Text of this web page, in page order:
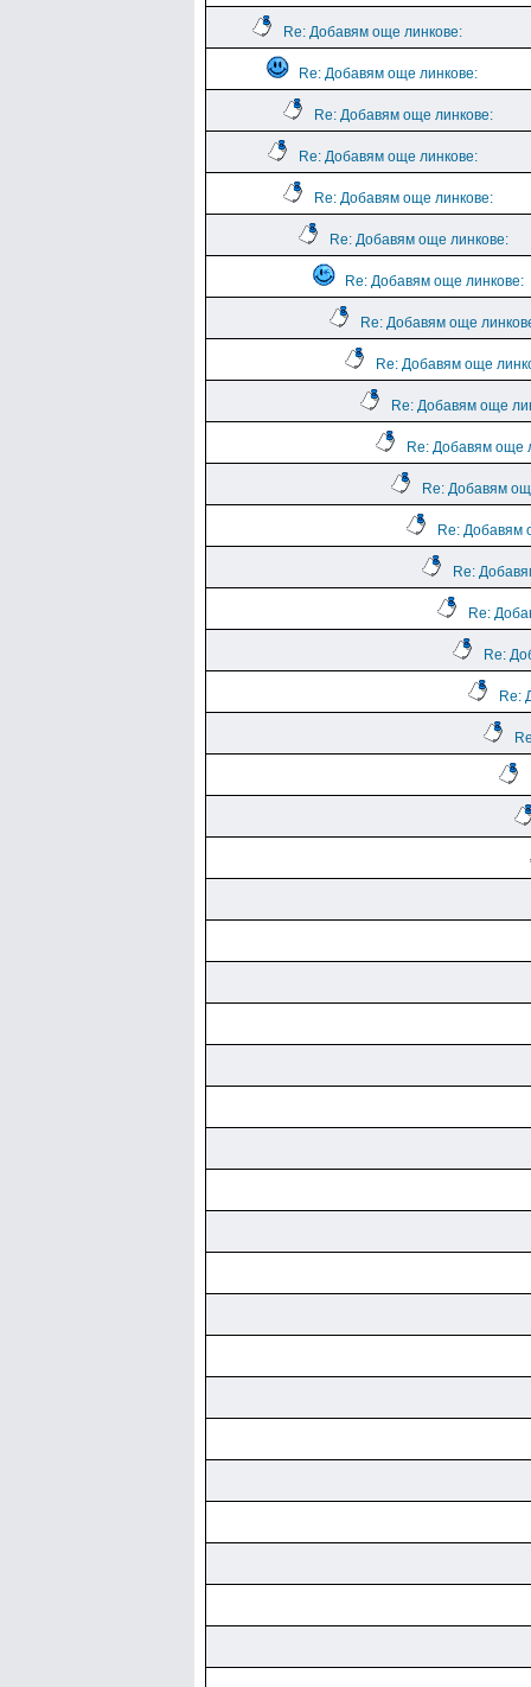
Re: Добавям още линкове:
Re: Добавям още линкове:
Re: Добавям още линкове:
Re: Добавям още линкове:
Re: Добавям още линкове:
Re: Добавям още линкове:
Re: Добавям още линкове:
Re: Добавям още
Re: Добавям още
Re: Добавям още
Re: Добавям още
Re: Добавям
Re: Добавям
Re:
Re:
Re:
Re: